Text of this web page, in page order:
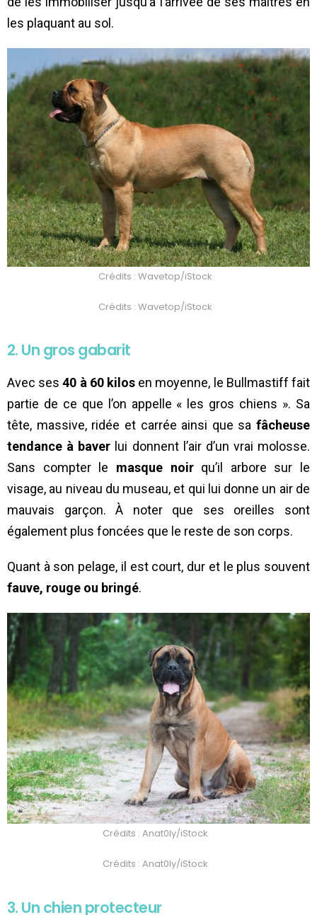
les plaquant au sol.
Crédits : Wavetop/iStock
Crédits : Wavetop/iStock
2. Un gros gabarit
Avec ses40 à 60 kilos en moyenne, le Bullmastiff fait
partie de ce que l’on appelle « les gros chiens ». Sa
tête, massive, ridée et carrée ainsi que sa fâcheuse
tendance à baver lui donnent l’air d’un vrai molosse.
Sans compter le masque noirqu’il arbore sur le
visage, au niveau du museau, et qui lui donne un air de
mauvais garçon. À noter que ses oreilles sont
également plus foncées que le reste de son corps.
Quant à son pelage, il est court, dur et le plus souvent
fauve, rouge ou bringé.
Crédits : Anat0ly/iStock
Crédits : Anat0ly/iStock
3. Un chien protecteur